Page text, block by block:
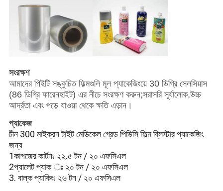
সংরক্ষণ
আমাদের পিইটি সঙ্কুচিত ফিল্মগুলি মূল প্যাকেজিংয়ে 30 ডিগ্রি সেলসিয়াস
(86 ডিগ্রি ফারেনহাইট) এর নীচে সংরক্ষণ করুন;সরাসরি সূর্যালোক,উচ্চ
আর্দ্রতা এবং পড়ে যাওয়া থেকে ক্ষতি এড়ান।
প্যাকেজ
চীন 300 মাইক্রন টাইট মেডিকেল গ্রেড পিভিসি ফিল্ম ব্লিস্টার প্যাকেজিং
জন্য
1কাগজের কার্টনঃ ২২.৫ টন / ২০ এফসিএল
2প্যালেট প্যাক ঃ ২০ টন / ২০ এফসিএল
3. বাল্ক প্যাকিংঃ ২৬ টন / ২০ এফসিএল